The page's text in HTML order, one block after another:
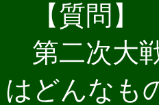
【質問】
第二次大
はどんなも